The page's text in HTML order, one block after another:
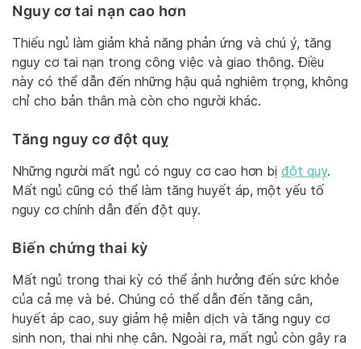
Nguy cơ tai nạn cao hơn
Thiếu ngủ làm giảm khả năng phản ứng và chú ý, tăng
nguy cơ tai nạn trong công việc và giao thông. Điều
này có thể dẫn đến những hậu quả nghiêm trọng, không
chỉ cho bản thân mà còn cho người khác.
Tăng nguy cơ đột quỵ
Những người mất ngủ có nguy cơ cao hơn bị đột quỵ.
Mất ngủ cũng có thể làm tăng huyết áp, một yếu tố
nguy cơ chính dẫn đến đột quỵ.
Biến chứng thai kỳ
Mất ngủ trong thai kỳ có thể ảnh hưởng đến sức khỏe
của cả mẹ và bé. Chúng có thể dẫn đến tăng cân,
huyết áp cao, suy giảm hệ miễn dịch và tăng nguy cơ
sinh non, thai nhi nhẹ cân. Ngoài ra, mất ngủ còn gây ra